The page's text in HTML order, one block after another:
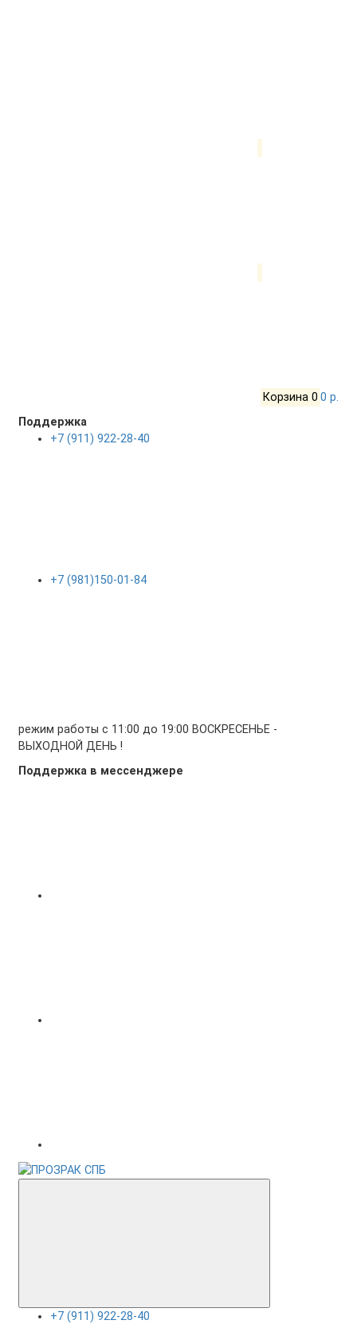
Корзина 0 0 р.
Поддержка
+7 (911) 922-28-40
+7 (981)150-01-84
режим работы с 11:00 до 19:00 ВОСКРЕСЕНЬЕ -
ВЫХОДНОЙ ДЕНЬ !
Поддержка в мессенджере
+7 (911) 922-28-40